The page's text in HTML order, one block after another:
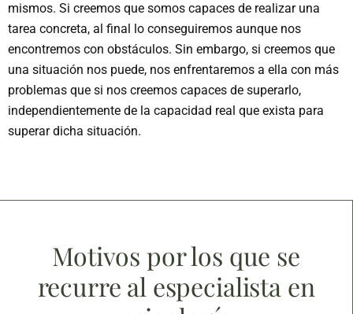
mismos. Si creemos que somos capaces de realizar una
tarea concreta, al final lo conseguiremos aunque nos
encontremos con obstáculos. Sin embargo, si creemos que
una situación nos puede, nos enfrentaremos a ella con más
problemas que si nos creemos capaces de superarlo,
independientemente de la capacidad real que exista para
superar dicha situación.
Motivos por los que se
recurre al especialista en